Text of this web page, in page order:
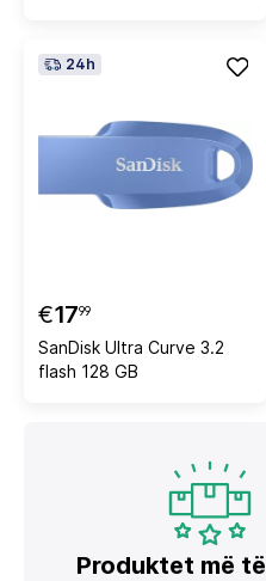
24h
€1799
SanDisk Ultra Curve 3.2
flash 128 GB
Produktet më të